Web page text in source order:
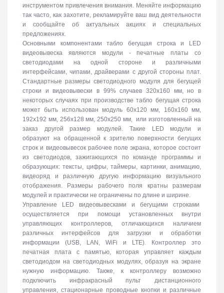
инструментом привлечения внимания. Меняйте информацию
так часто, как захотите, рекламируйте ваш вид деятельности
и сообщайте об актуальных акциях и специальных
предложениях.
Основными компонентами табло бегущая строка и LED
видеовывеска являются модули - печатные платы со
светодиодами на одной стороне и различными
интерфейсами, чипами, драйверами с другой стороны плат.
Стандартные размеры светодиодного модуля для бегущей
строки и видеовывески в 99% случаев 320х160 мм, но в
некоторых случаях при производстве табло бегущая строка
может быть использован модуль 60х120 мм, 160х160 мм,
192х192 мм, 256х128 мм, 250х250 мм, или изготовленный на
заказ другой размер модулей. Такие LED модули и
образуют на обращенной к зрителю поверхности бегущих
строк и видеовывесок рабочее поле экрана, которое состоит
из светодиодов, зажигающихся по команде программы и
образующих: тексты, цифры, таймеры, картинки, анимацию,
видеоряд и различную другую информацию визуального
отображения. Размеры рабочего поля кратны размерам
модулей и практически не ограничены по длине и ширине.
Управление LED видеовывесками и бегущими строками
осуществляется при помощи установленных внутри
управляющих контроллеров, отличающихся наличием
различных интерфейсов для загрузки и обработки
информации (USB, LAN, WiFi и LTE). Контроллер это
печатная плата с памятью, которая управляет каждым
светодиодом на светодиодных модулях, образуя на экране
нужную информацию. Также, к контроллеру возможно
подключить инфракрасный пульт дистанционного
управления, стационарные проводные кнопки и различные